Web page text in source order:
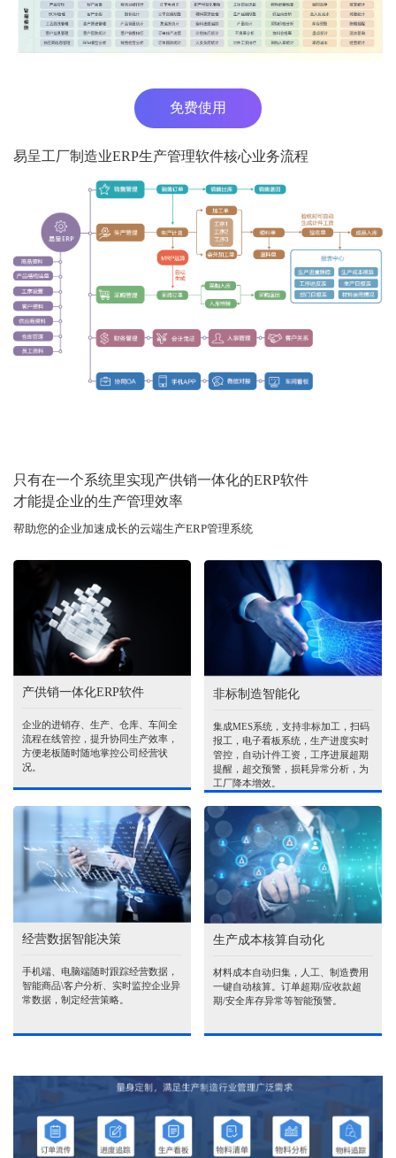
免费使用
易呈工厂制造业ERP生产管理软件核心业务流程
只有在一个系统里实现产供销一体化的ERP软件
才能提企业的生产管理效率
帮助您的企业加速成长的云端生产ERP管理系统
产供销一体化ERP软件
企业的进销存、生产、仓库、车间全
流程在线管控，提升协同生产效率，
方便老板随时随地掌控公司经营状
况。
非标制造智能化
集成MES系统，支持非标加工，扫码
报工，电子看板系统，生产进度实时
管控，自动计件工资，工序进展超期
提醒，超交预警，损耗异常分析，为
工厂降本增效。
经营数据智能决策
手机端、电脑端随时跟踪经营数据，
智能商品\客户分析、实时监控企业异
常数据，制定经营策略。
生产成本核算自动化
材料成本自动归集，人工、制造费用
一键自动核算。订单超期/应收款超
期/安全库存异常等智能预警。